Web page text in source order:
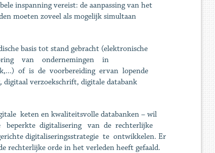
inspanning vereist: de aanpassing van het
moeten zoveel als mogelijk simultaan
basis tot stand gebracht (elektronische
van ondernemingen in
of is de voorbereiding ervan lopende
verzoekschrift, digitale databank
keten en kwaliteitsvolle databanken – wil
te beperkte digitalisering van de rechterlijke
digitaliseringsstrategie te ontwikkelen. Er
rechterlijke orde in het verleden heeft gefaald.